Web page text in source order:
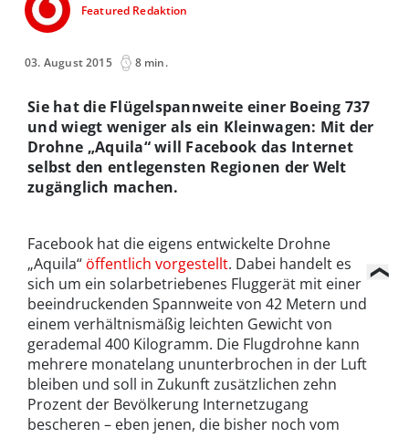
Featured Redaktion
03. August 2015 8 min.
Sie hat die Flügelspannweite einer Boeing 737
und wiegt weniger als ein Kleinwagen: Mit der
Drohne „Aquila“ will Facebook das Internet
selbst den entlegensten Regionen der Welt
zugänglich machen.
Facebook hat die eigens entwickelte Drohne
„Aquila“ öffentlich vorgestellt. Dabei handelt es
sich um ein solarbetriebenes Fluggerät mit einer
beeindruckenden Spannweite von 42 Metern und
einem verhältnismäßig leichten Gewicht von
gerademal 400 Kilogramm. Die Flugdrohne kann
mehrere monatelang ununterbrochen in der Luft
bleiben und soll in Zukunft zusätzlichen zehn
Prozent der Bevölkerung Internetzugang
bescheren – eben jenen, die bisher noch vom